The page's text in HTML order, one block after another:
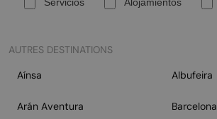
AUTRES DESTINATIONS
Aínsa
Albufeira
Arán Aventura Barcelona